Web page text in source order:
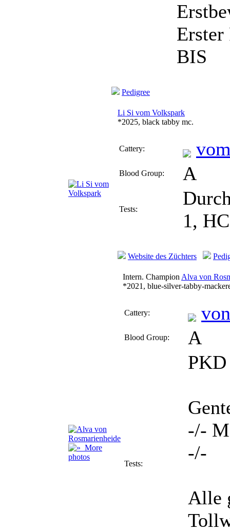
BIS
Pedigree
Li Si vom Volkspark
*2025, black tabby mc.
Cattery:
Blood Group: A
Tests:
1,
Website des Züchters
More
photos
Intern. Champion Alva von
*2021, blue-silver-tabby-
Cattery:
Blood Group: A
Tests:
-/-
-/-
Alle